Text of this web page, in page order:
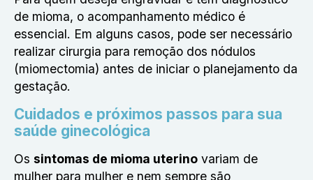
de mioma, o acompanhamento médico é
essencial. Em alguns casos, pode ser necessário
realizar cirurgia para remoção dos nódulos
(miomectomia) antes de iniciar o planejamento da
gestação.
Cuidados e próximos passos para sua
saúde ginecológica
Os sintomas de mioma uterino variam de
mulher para mulher e nem sempre são